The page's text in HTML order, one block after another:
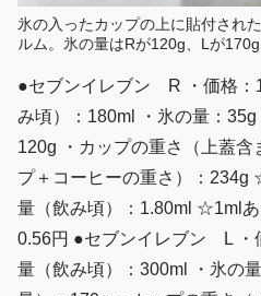
氷の入ったカップの上に貼付され
ルム。氷の量はRが120g、Lが170g
●セブンイレブン R ・価格：
み頃）：180ml ・氷の量：
120g ・カップの重さ（上蓋含
プ＋コーヒーの重さ）：234g
量（飲み頃）：1.80ml ☆1mlあ
0.56円 ●セブンイレブン L ・
量（飲み頃）：300ml ・氷の